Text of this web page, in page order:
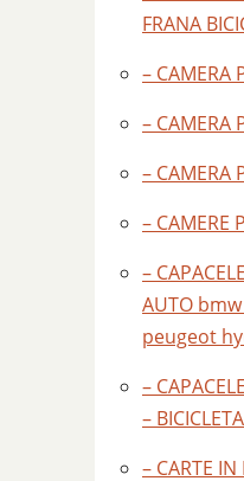
FRANA
– CAMERA
– CAMERA
– CAMERA
– CAMERE
–
AUTO
peugeot
–
–
– CARTE